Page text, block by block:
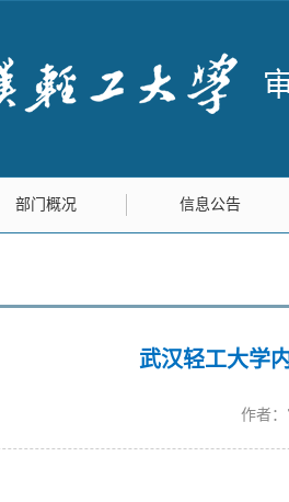
部门概况 信息公告
武汉轻工大学
作者